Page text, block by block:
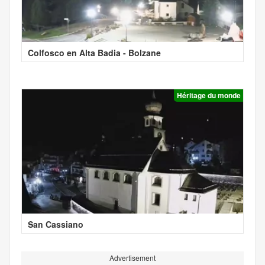
Colfosco en Alta Badia - Bolzane
Héritage du monde
San Cassiano
Advertisement